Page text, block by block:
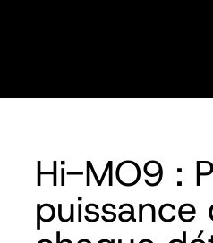
Hi-MO9 :
puissance